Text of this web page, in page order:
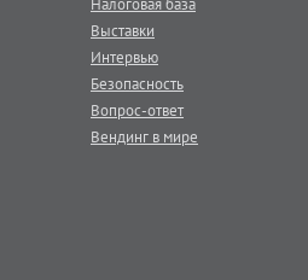
Выставки
Интервью
Безопасность
Вопрос-ответ
Вендинг в мире